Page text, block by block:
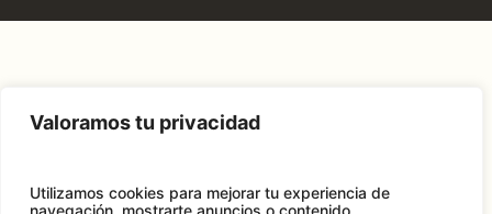
Valoramos tu privacidad
Utilizamos cookies para mejorar tu experiencia de
navegación, mostrarte anuncios o contenido